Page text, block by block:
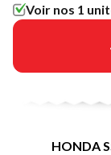
Voir nos 1
HONDA